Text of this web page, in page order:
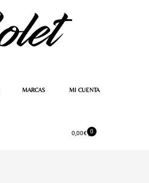
MARCAS MI CUENTA
0,00€ 0
Carrito